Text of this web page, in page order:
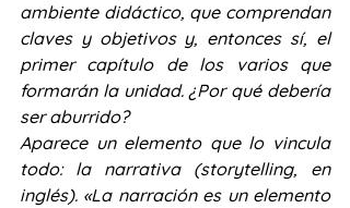
ambiente didáctico, que comprendan
claves y objetivos y, entonces sí, el
primer capítulo de los varios que
formarán la unidad. ¿Por qué debería
ser aburrido?
Aparece un elemento que lo vincula
todo: la narrativa (storytelling, en
inglés). «La narración es un elemento